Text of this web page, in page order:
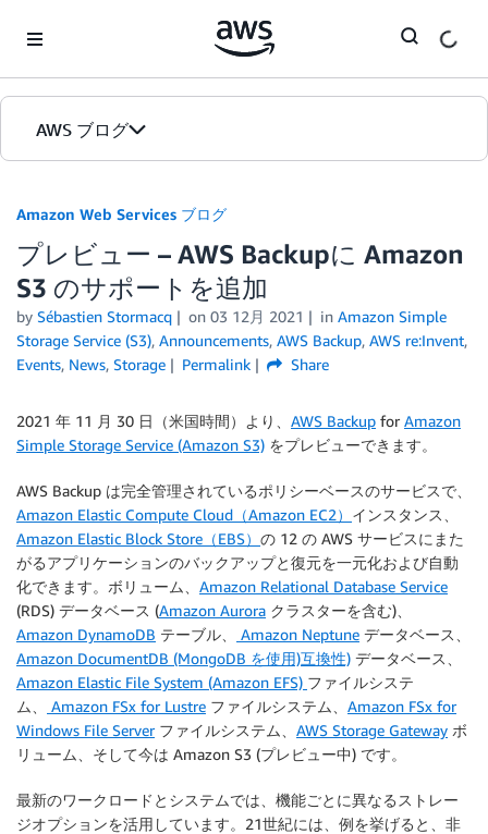
AWS ブログ
カテゴリ
エディション
Amazon Web Services ブログ
プレビュー – AWS Backupに Amazon
S3 のサポートを追加
by Sébastien Stormacq on 03 12月 2021 in Amazon Simple
Storage Service (S3), Announcements, AWS Backup, AWS re:Invent,
Events, News, Storage Permalink Share
2021 年 11 月 30 日（米国時間）より、 AWS Backup for Amazon
Simple Storage Service (Amazon S3) をプレビューできます。
AWS Backup は完全管理されているポリシーベースのサービスで、
Amazon Elastic Compute Cloud（Amazon EC2） インスタンス、
Amazon Elastic Block Store（EBS） の 12 の AWS サービスにまた
がるアプリケーションのバックアップと復元を一元化および自動
化できます。ボリューム、 Amazon Relational Database Service
(RDS) データベース (Amazon Aurora クラスターを含む)、
Amazon DynamoDB テーブル、 Amazon Neptune データベース、
Amazon DocumentDB (MongoDB を使用)互換性) データベース、
Amazon Elastic File System (Amazon EFS) ファイルシステ
ム、
Amazon FSx for Lustre ファイルシステム、 Amazon FSx for
Windows File Serverファイルシステム、 AWS Storage Gateway ボ
リューム、そして今は Amazon S3 (プレビュー中) です。
最新のワークロードとシステムでは、機能ごとに異なるストレー
ジオプションを活用しています。21世紀には、例を挙げると、非